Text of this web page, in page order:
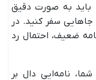
باید به صورت دقیق
سفر کنید. در
ضعیف، احتمال رد
نامه‌ایی دال بر